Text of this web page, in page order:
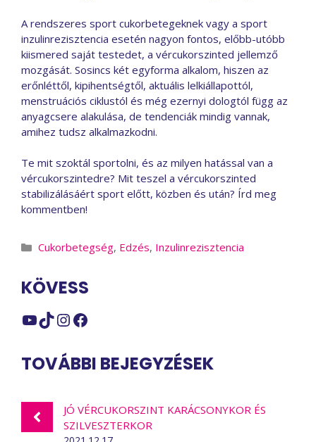
A rendszeres sport cukorbetegeknek vagy a sport
inzulinrezisztencia esetén nagyon fontos, előbb-utóbb
kiismered saját testedet, a vércukorszinted jellemző
mozgását. Sosincs két egyforma alkalom, hiszen az
erőnléttől, kipihentségtől, aktuális lelkiállapottól,
menstruációs ciklustól és még ezernyi dologtól függ az
anyagcsere alakulása, de tendenciák mindig vannak,
amihez tudsz alkalmazkodni.
Te mit szoktál sportolni, és az milyen hatással van a
vércukorszintedre? Mit teszel a vércukorszinted
stabilizálásáért sport előtt, közben és után? Írd meg
kommentben!
Kategória
Cukorbetegség, Edzés, Inzulinrezisztencia
KÖVESS
YouTube
TikTok
Instagram
Facebook
TOVÁBBI BEJEGYZÉSEK
JÓ VÉRCUKORSZINT KARÁCSONYKOR ÉS
SZILVESZTERKOR